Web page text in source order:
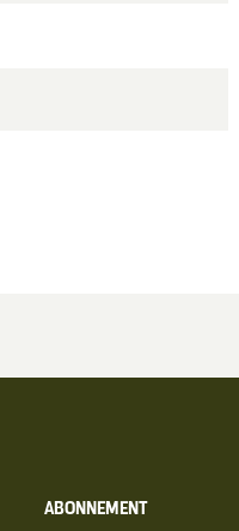
ABONNEMENT